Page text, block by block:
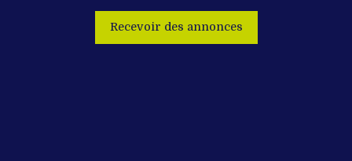
Recevoir des annonces